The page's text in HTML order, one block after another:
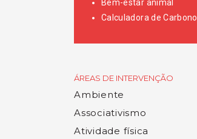
Bem-estar animal
Calculadora de Carbono
ÁREAS DE INTERVENÇÃO
Ambiente
Associativismo
Atividade física